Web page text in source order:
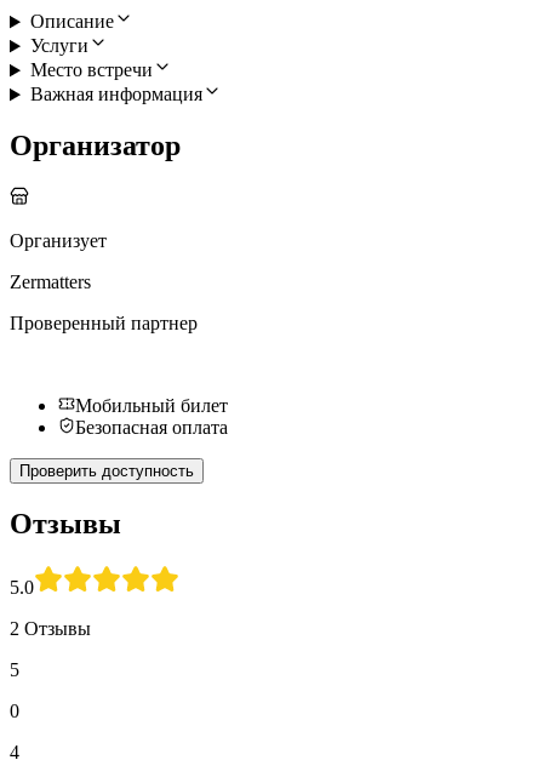
Описание
Услуги
Место встречи
Важная информация
Организатор
Организует
Zermatters
Проверенный партнер
Мобильный билет
Безопасная оплата
Проверить доступность
Отзывы
5.0
2 Отзывы
5
0
4